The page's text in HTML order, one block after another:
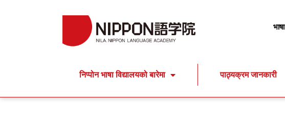
भाषा
निप्पोन भाषा विद्यालयको बारेमा पाठ्यक्रम जानकारी